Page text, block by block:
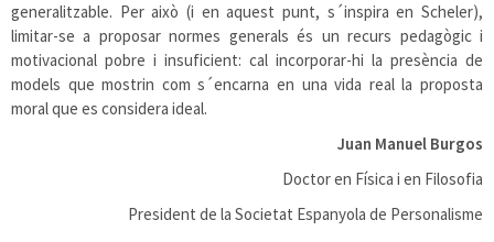
generalitzable. Per això (i en aquest punt, s´inspira en Scheler),
limitar-se a proposar normes generals és un recurs pedagògic i
motivacional pobre i insuficient: cal incorporar-hi la presència de
models que mostrin com s´encarna en una vida real la proposta
moral que es considera ideal.
Juan Manuel Burgos
Doctor en Física i en Filosofia
President de la Societat Espanyola de Personalisme